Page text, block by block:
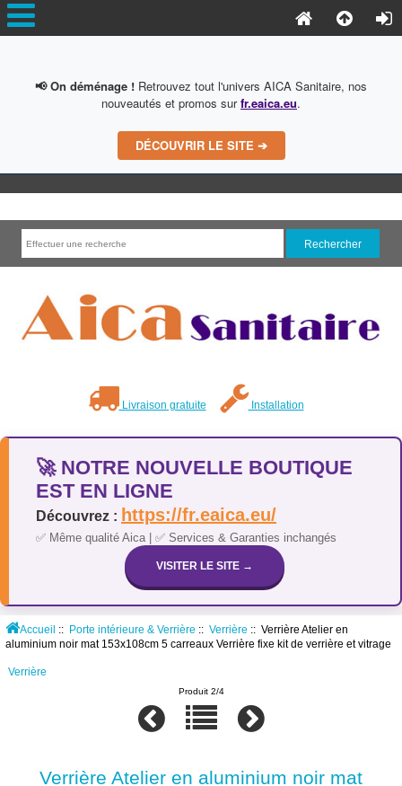
📢 On déménage ! Retrouvez tout l'univers AICA Sanitaire, nos
nouveautés et promos surfr.eaica.eu.
DÉCOUVRIR LE SITE ➔
Livraison gratuite Installation
🚀 NOTRE NOUVELLE BOUTIQUE
EST EN LIGNE
Découvrez : https://fr.eaica.eu/
✅ Même qualité Aica | ✅ Services & Garanties inchangés
VISITER LE SITE →
Accueil :: Porte intérieure & Verrière :: Verrière :: Verrière Atelier en
aluminium noir mat 153x108cm 5 carreaux Verrière fixe kit de verrière et vitrage
Verrière
Produit 2/4
Verrière Atelier en aluminium noir mat